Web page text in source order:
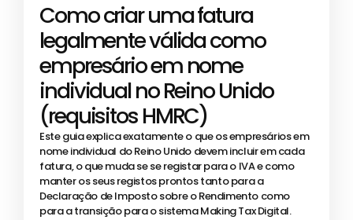
Como criar uma fatura
legalmente válida como
empresário em nome
individual no Reino Unido
(requisitos HMRC)
Este guia explica exatamente o que os empresários em
nome individual do Reino Unido devem incluir em cada
fatura, o que muda se se registar para o IVA e como
manter os seus registos prontos tanto para a
Declaração de Imposto sobre o Rendimento como
para a transição para o sistema Making Tax Digital.